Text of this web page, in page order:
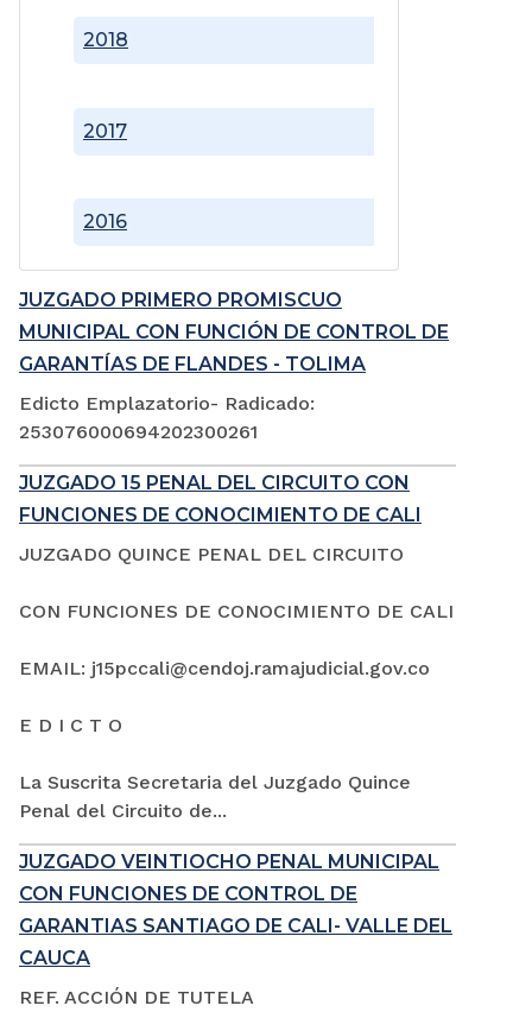
2016
2017
2018
JUZGADO PRIMERO PROMISCUO
MUNICIPAL CON FUNCIÓN DE CONTROL DE
GARANTÍAS DE FLANDES - TOLIMA
Edicto Emplazatorio- Radicado:
253076000694202300261
JUZGADO 15 PENAL DEL CIRCUITO CON
FUNCIONES DE CONOCIMIENTO DE CALI
JUZGADO QUINCE PENAL DEL CIRCUITO
CON FUNCIONES DE CONOCIMIENTO DE CALI
EMAIL: j15pccali@cendoj.ramajudicial.gov.co
E D I C T O
La Suscrita Secretaria del Juzgado Quince
Penal del Circuito de...
JUZGADO VEINTIOCHO PENAL MUNICIPAL
CON FUNCIONES DE CONTROL DE
GARANTIAS SANTIAGO DE CALI- VALLE DEL
CAUCA
REF. ACCIÓN DE TUTELA